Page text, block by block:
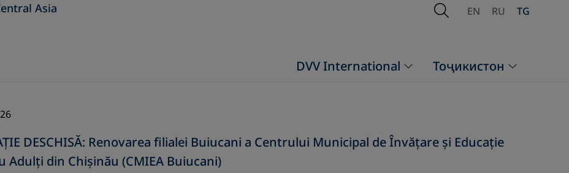
Asia Open Search
EN RU TG
DVV International Тоҷикистон
DESCHISĂ: Renovarea filialei Buiucani a Centrului Municipal de Învățare și Educație
Adulți din Chișinău (CMIEA Buiucani)